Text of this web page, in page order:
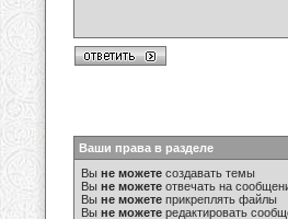
Ваши права в разделе
Вы не можете создавать темы
Вы не можете отвечать на
Вы не можете прикреплять файлы
Вы не можете редактировать